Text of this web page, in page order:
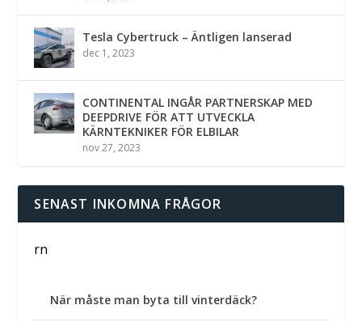
Tesla Cybertruck – Äntligen lanserad
dec 1, 2023
CONTINENTAL INGÅR PARTNERSKAP MED
DEEPDRIVE FÖR ATT UTVECKLA
KÄRNTEKNIKER FÖR ELBILAR
nov 27, 2023
SENAST INKOMNA FRÅGOR
rn
När måste man byta till vinterdäck?